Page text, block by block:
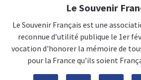
Le Souvenir
Le Souvenir Français est une
reconnue d’utilité publique le 1er
vocation d'honorer la mémoire de
pour la France qu’ils soient